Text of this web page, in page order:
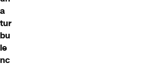
a
tur
bu
le
nc